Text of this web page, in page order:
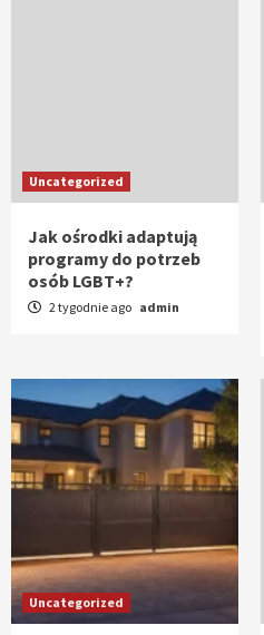
Uncategorized
Jak ośrodki adaptują
programy do potrzeb
osób LGBT+?
2 tygodnie ago admin
Uncategorized